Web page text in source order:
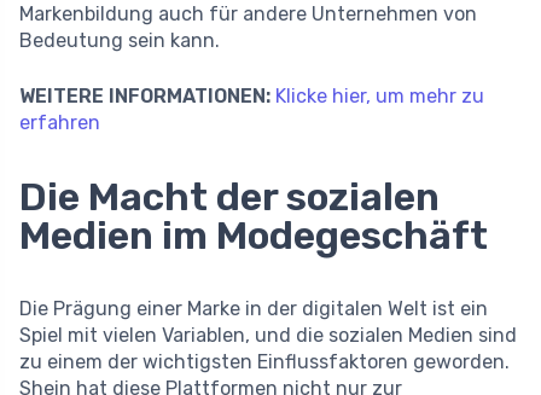
Markenbildung auch für andere Unternehmen von
Bedeutung sein kann.
WEITERE INFORMATIONEN: Klicke hier, um mehr zu
erfahren
Die Macht der sozialen
Medien im Modegeschäft
Die Prägung einer Marke in der digitalen Welt ist ein
Spiel mit vielen Variablen, und die sozialen Medien sind
zu einem der wichtigsten Einflussfaktoren geworden.
Shein hat diese Plattformen nicht nur zur